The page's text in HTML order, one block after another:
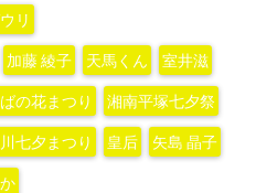
リ
加藤 綾子‬ 天馬くん 室井滋
の花まつり 湘南平塚七夕祭
七夕まつり 皇后 矢島 晶子